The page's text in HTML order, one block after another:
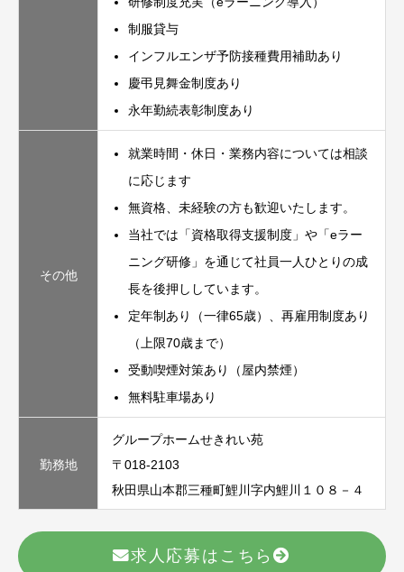
制服貸与
インフルエンザ予防接種費用補助あり
慶弔見舞金制度あり
永年勤続表彰制度あり
その他
就業時間・休日・業務内容については相談
に応じます
無資格、未経験の方も歓迎いたします。
当社では「資格取得支援制度」や「eラー
ニング研修」を通じて社員一人ひとりの成
長を後押ししています。
定年制あり（一律65歳）、再雇用制度あり
（上限70歳まで）
受動喫煙対策あり（屋内禁煙）
無料駐車場あり
勤務地
グループホームせきれい苑
〒018-2103
秋田県山本郡三種町鯉川字内鯉川１０８－４
求人応募はこちら